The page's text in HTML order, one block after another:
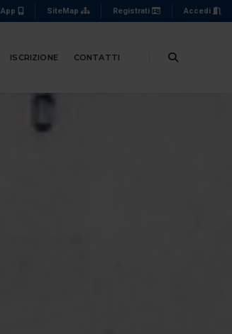
App SiteMap Registrati Accedi
ISCRIZIONE CONTATTI